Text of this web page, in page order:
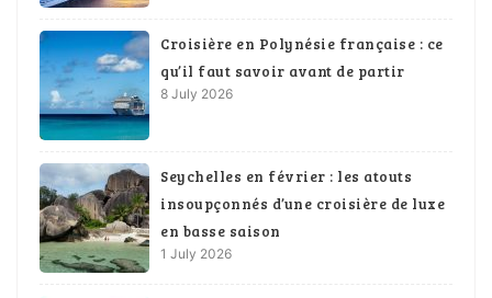
Croisière en Polynésie française : ce
qu’il faut savoir avant de partir
8 July 2026
Seychelles en février : les atouts
insoupçonnés d’une croisière de luxe
en basse saison
1 July 2026